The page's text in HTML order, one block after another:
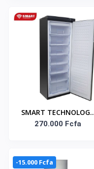
SMART TECHNOLOGY
Congélateur Vertical 7
270.000 Fcfa
-15.000 Fcfa